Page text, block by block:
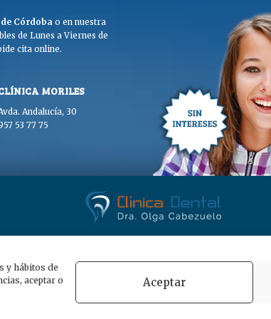
y hábitos de
aceptar o
Aceptar
Córdoba o en nuestra
de Lunes a Viernes de
cita online.
MORILES
Andalucía, 30
53 77 75
Cabezuelo 2026. Todos los derechos reservados. |Aviso legal